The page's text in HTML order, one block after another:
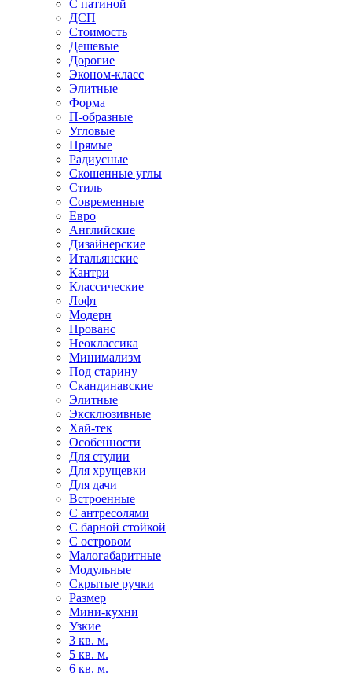
С патиной
ДСП
Стоимость
Дешевые
Дорогие
Эконом-класс
Элитные
Форма
П-образные
Угловые
Прямые
Радиусные
Скошенные углы
Стиль
Современные
Евро
Английские
Дизайнерские
Итальянские
Кантри
Классические
Лофт
Модерн
Прованс
Неоклассика
Минимализм
Под старину
Скандинавские
Элитные
Эксклюзивные
Хай-тек
Особенности
Для студии
Для хрущевки
Для дачи
Встроенные
С антресолями
С барной стойкой
С островом
Малогабаритные
Модульные
Скрытые ручки
Размер
Мини-кухни
Узкие
3 кв. м.
5 кв. м.
6 кв. м.